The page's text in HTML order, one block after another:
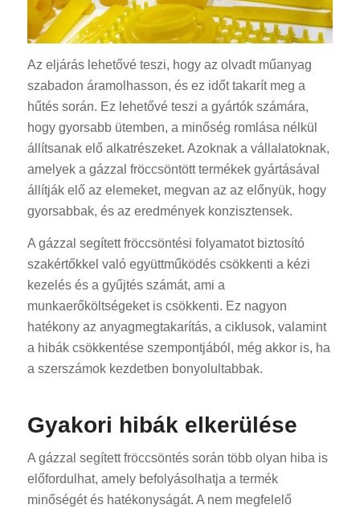
Az eljárás lehetővé teszi, hogy az olvadt műanyag
szabadon áramolhasson, és ez időt takarít meg a
hűtés során. Ez lehetővé teszi a gyártók számára,
hogy gyorsabb ütemben, a minőség romlása nélkül
állítsanak elő alkatrészeket. Azoknak a vállalatoknak,
amelyek a gázzal fröccsöntött termékek gyártásával
állítják elő az elemeket, megvan az az előnyük, hogy
gyorsabbak, és az eredmények konzisztensek.
A gázzal segített fröccsöntési folyamatot biztosító
szakértőkkel való együttműködés csökkenti a kézi
kezelés és a gyűjtés számát, ami a
munkaerőköltségeket is csökkenti. Ez nagyon
hatékony az anyagmegtakarítás, a ciklusok, valamint
a hibák csökkentése szempontjából, még akkor is, ha
a szerszámok kezdetben bonyolultabbak.
Gyakori hibák elkerülése
A gázzal segített fröccsöntés során több olyan hiba is
előfordulhat, amely befolyásolhatja a termék
minőségét és hatékonyságát. A nem megfelelő